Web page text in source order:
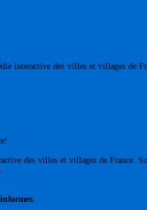
interactive des villes et villages de
des villes et villages de France.